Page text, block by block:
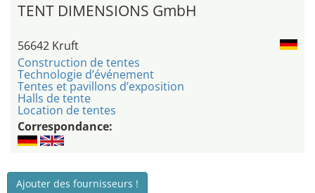
TENT DIMENSIONS GmbH
56642 Kruft
Construction de tentes
Technologie d’événement
Tentes et pavillons d’exposition
Halls de tente
Location de tentes
Correspondance:
Ajouter des fournisseurs !